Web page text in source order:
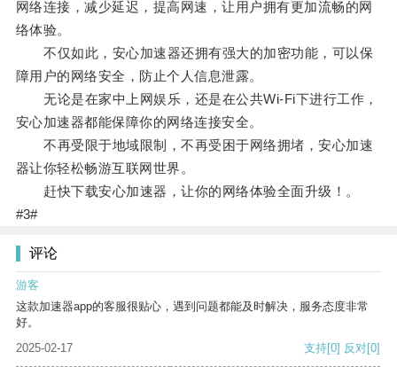
网络连接，减少延迟，提高网速，让用户拥有更加流畅的网
络体验。
不仅如此，安心加速器还拥有强大的加密功能，可以保
障用户的网络安全，防止个人信息泄露。
无论是在家中上网娱乐，还是在公共Wi-Fi下进行工作，
安心加速器都能保障你的网络连接安全。
不再受限于地域限制，不再受困于网络拥堵，安心加速
器让你轻松畅游互联网世界。
赶快下载安心加速器，让你的网络体验全面升级！。
#3#
评论
游客
这款加速器app的客服很贴心，遇到问题都能及时解决，服务态度非常
好。
2025-02-17
支持[0] 反对[0]